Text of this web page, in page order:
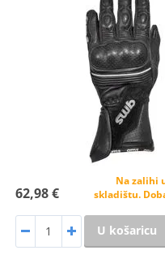
62,98 €
Na zalihi
skladištu.
U košaricu